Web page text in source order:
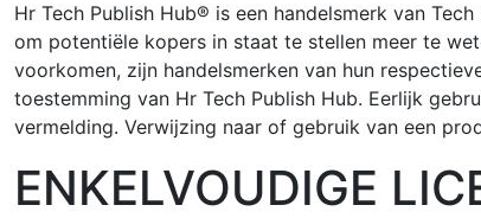
Hr Tech Publish Hub® is een handelsmerk van
om potentiële kopers in staat te stellen meer te
voorkomen, zijn handelsmerken van hun
toestemming van Hr Tech Publish Hub. Eerlijk
vermelding. Verwijzing naar of gebruik van een
ENKELVOUDIGE